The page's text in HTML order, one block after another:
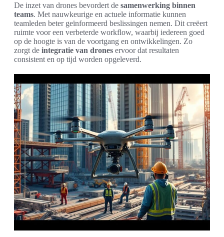
De inzet van drones bevordert de samenwerking binnen
teams. Met nauwkeurige en actuele informatie kunnen
teamleden beter geïnformeerd beslissingen nemen. Dit creëert
ruimte voor een verbeterde workflow, waarbij iedereen goed
op de hoogte is van de voortgang en ontwikkelingen. Zo
zorgt de integratie van drones ervoor dat resultaten
consistent en op tijd worden opgeleverd.